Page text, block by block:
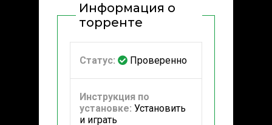
Информация о
торренте
Статус: Проверенно
Инструкция по
установке: Установить
и играть